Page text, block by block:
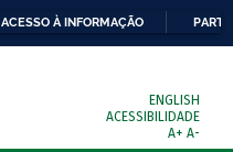
ACESSO À INFORMAÇÃO
ENGLISH
ACESSIBILIDADE
A+ A-